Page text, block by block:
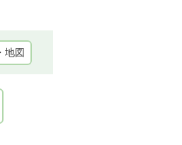
地図